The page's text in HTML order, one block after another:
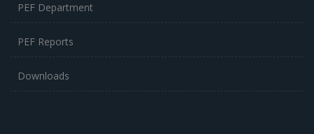
PEF Department
PEF Reports
Downloads